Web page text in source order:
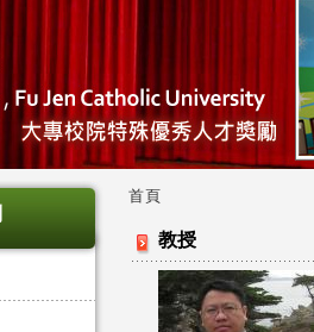
您
首頁
教授